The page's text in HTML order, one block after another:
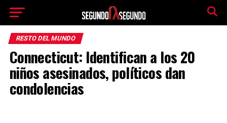
RESTO DEL MUNDO
Connecticut: Identifican a los 20
niños asesinados, políticos dan
condolencias